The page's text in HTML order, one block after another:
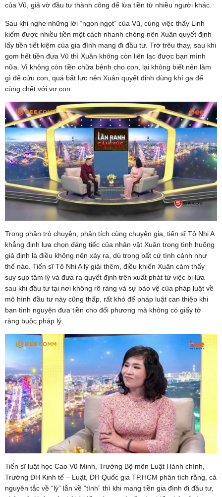
của Vũ, giả vờ đầu tư thành công để lừa tiền từ nhiều người khác.
Sau khi nghe những lời “ngon ngọt” của Vũ, cùng việc thấy Linh
kiếm được nhiều tiền một cách nhanh chóng nên Xuân quyết định
lấy tiền tiết kiệm của gia đình mang đi đầu tư. Trớ trêu thay, sau khi
gom hết tiền đưa Vũ thì Xuân không còn liên lạc được bạn mình
nữa. Vì không còn tiền chữa bệnh cho con, lại không biết nên làm
gì để cứu con, quá bất lực nên Xuân quyết định dùng khí ga để
cùng chết với vợ con.
Trong phần trò chuyện, phân tích cùng chuyên gia, tiến sĩ Tô Nhi A
khẳng định lựa chọn đáng tiếc của nhân vật Xuân trong tình huống
giả định là điều không nên xảy ra, dù trong bất cứ tình cảnh như
thế nào. Tiến sĩ Tô Nhi A lý giải thêm, điều khiến Xuân cảm thấy
suy sụp tâm lý và đưa ra quyết định trên xuất phát từ việc bị lừa
sau khi đầu tư tại nơi không rõ ràng và sự bảo vệ của pháp luật về
mô hình đầu tư này cũng thấp, rất khó để pháp luật can thiệp khi
bạn tình nguyện đưa tiền cho đối phương mà không có giấy tờ
ràng buộc pháp lý.
Tiến sĩ luật học Cao Vũ Minh, Trưởng Bộ môn Luật Hành chính,
Trường ĐH Kinh tế – Luật, ĐH Quốc gia TP.HCM phân tích rằng, cả
nguyên tắc về “lý” lẫn về “tình” thì khi mang tiền gia đình đi đầu tư,